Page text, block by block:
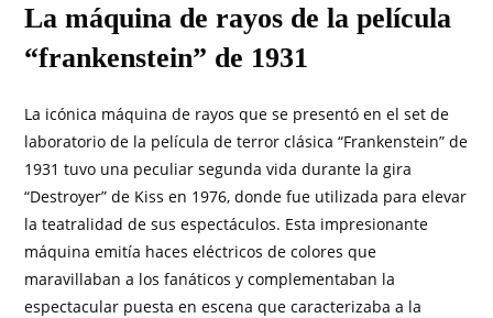
La máquina de rayos de la película
“frankenstein” de 1931
La icónica máquina de rayos que se presentó en el set de
laboratorio de la película de terror clásica “Frankenstein” de
1931 tuvo una peculiar segunda vida durante la gira
“Destroyer” de Kiss en 1976, donde fue utilizada para elevar
la teatralidad de sus espectáculos. Esta impresionante
máquina emitía haces eléctricos de colores que
maravillaban a los fanáticos y complementaban la
espectacular puesta en escena que caracterizaba a la